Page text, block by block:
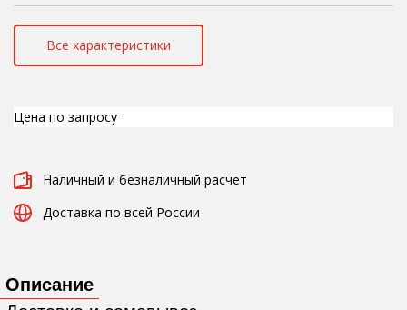
Все характеристики
Цена по запросу
Наличный и безналичный расчет
Доставка по всей России
Описание